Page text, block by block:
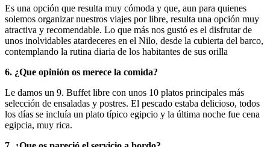
Es una opción que resulta muy cómoda y que, aun para quienes
solemos organizar nuestros viajes por libre, resulta una opción muy
atractiva y recomendable. Lo que más nos gustó es el disfrutar de
unos inolvidables atardeceres en el Nilo, desde la cubierta del barco,
contemplando la rutina diaria de los habitantes de sus orilla
6. ¿Que opinión os merece la comida?
Le damos un 9. Buffet libre con unos 10 platos principales más
selección de ensaladas y postres. El pescado estaba delicioso, todos
los días se incluía un plato típico egipcio y la última noche fue cena
egipcia, muy rica.